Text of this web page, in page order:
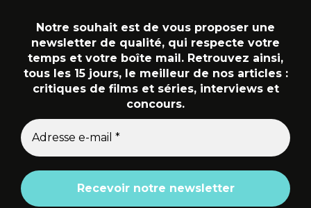
Notre souhait est de vous proposer une
newsletter de qualité, qui respecte votre
temps et votre boîte mail. Retrouvez ainsi,
tous les 15 jours, le meilleur de nos articles :
critiques de films et séries, interviews et
concours.